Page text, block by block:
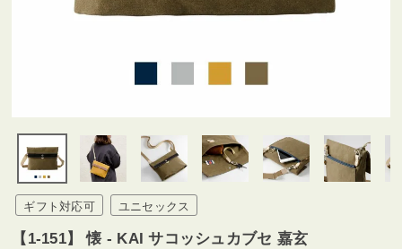
検索する
ギフト対応可 ユニセックス
【1-151】 懐 - KAI サコッシュカブセ 嘉玄